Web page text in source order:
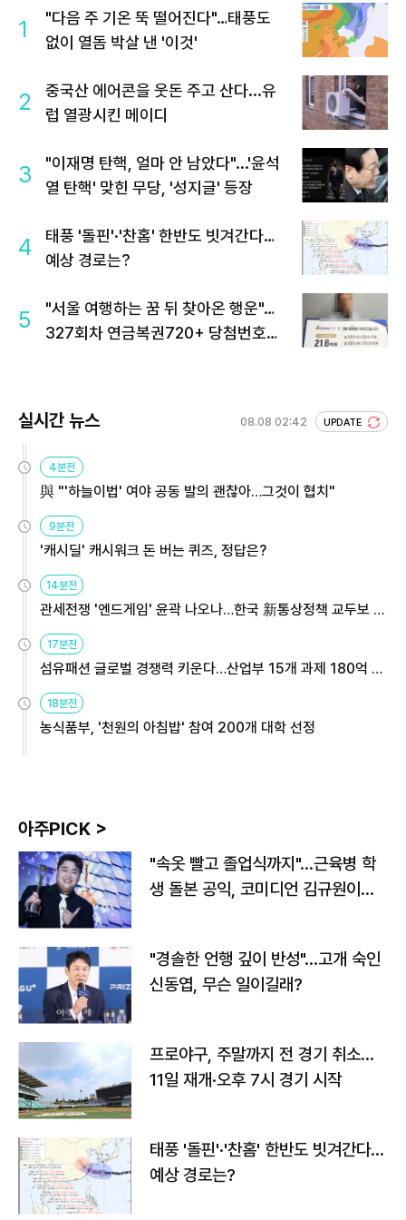
1
"다음 주 기온 뚝 떨어진다"…태풍도
없이 열돔 박살 낸 '이것'
2
중국산 에어콘을 웃돈 주고 산다...유
럽 열광시킨 메이디
3
"이재명 탄핵, 얼마 안 남았다"...'윤석
열 탄핵' 맞힌 무당, '성지글' 등장
4
태풍 '돌핀'·'찬홈' 한반도 빗겨간다…
예상 경로는?
5
"서울 여행하는 꿈 뒤 찾아온 행운"…
327회차 연금복권720+ 당첨번호조
실시간 뉴스 08.08 02:42 UPDATE
4분전
與 "'하늘이법' 여야 공동 발의 괜찮아…그것이 협치"
9분전
'캐시딜' 캐시워크 돈 버는 퀴즈, 정답은?
14분전
관세전쟁 '엔드게임' 윤곽 나오나…한국 新통상정책 교두보 활
용해야
17분전
섬유패션 글로벌 경쟁력 키운다…산업부 15개 과제 180억 지
원
18분전
농식품부, '천원의 아침밥' 참여 200개 대학 선정
아주PICK >
"속옷 빨고 졸업식까지"…근육병 학
생 돌본 공익, 코미디언 김규원이었
"경솔한 언행 깊이 반성"…고개 숙인
신동엽, 무슨 일이길래?
프로야구, 주말까지 전 경기 취소…
11일 재개·오후 7시 경기 시작
태풍 '돌핀'·'찬홈' 한반도 빗겨간다…
예상 경로는?